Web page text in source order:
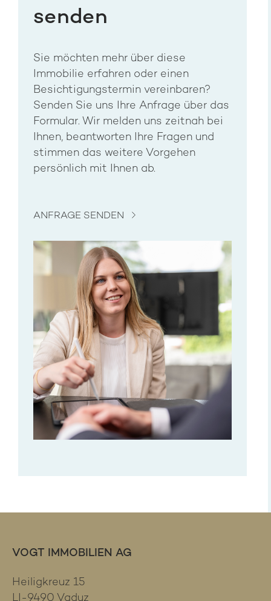
senden
Sie möchten mehr über diese
Immobilie erfahren oder einen
Besichtigungstermin vereinbaren?
Senden Sie uns Ihre Anfrage über das
Formular. Wir melden uns zeitnah bei
Ihnen, beantworten Ihre Fragen und
stimmen das weitere Vorgehen
persönlich mit Ihnen ab.
ANFRAGE SENDEN
VOGT IMMOBILIEN AG
Heiligkreuz 15
LI-9490 Vaduz